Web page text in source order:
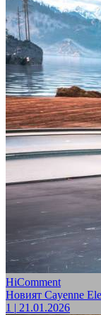
HiComment
Новият Cayenne
1 | 21.01.2026